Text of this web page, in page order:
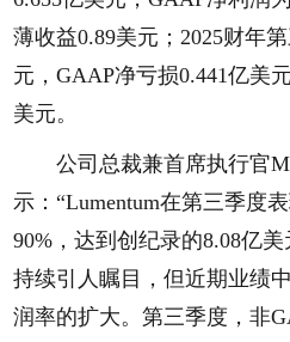
薄收益0.89美元；2025财年
元，GAAP净亏损0.441亿美
美元。
公司总裁兼首席执行官
示：“Lumentum在第三季度
90%，达到创纪录的8.08亿
持续引人瞩目，但近期业绩
润率的扩大。第三季度，非